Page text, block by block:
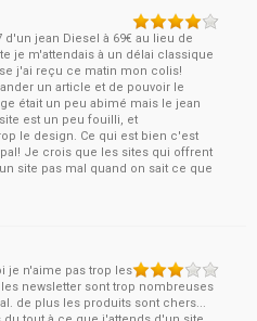
jean Diesel à 69€ au lieu de
je m'attendais à un délai classique
j'ai reçu ce matin mon colis!
un article et de pouvoir le
était un peu abimé mais le jean
est un peu fouilli, et
le design. Ce qui est bien c'est
Je crois que les sites qui offrent
site pas mal quand on sait ce que
je n'aime pas trop les
newsletter sont trop nombreuses
de plus les produits sont chers...